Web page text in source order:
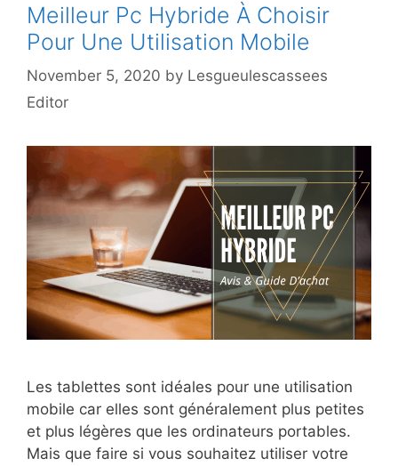
Meilleur Pc Hybride À Choisir
Pour Une Utilisation Mobile
November 5, 2020 by Lesgueulescassees
Editor
Les tablettes sont idéales pour une utilisation
mobile car elles sont généralement plus petites
et plus légères que les ordinateurs portables.
Mais que faire si vous souhaitez utiliser votre